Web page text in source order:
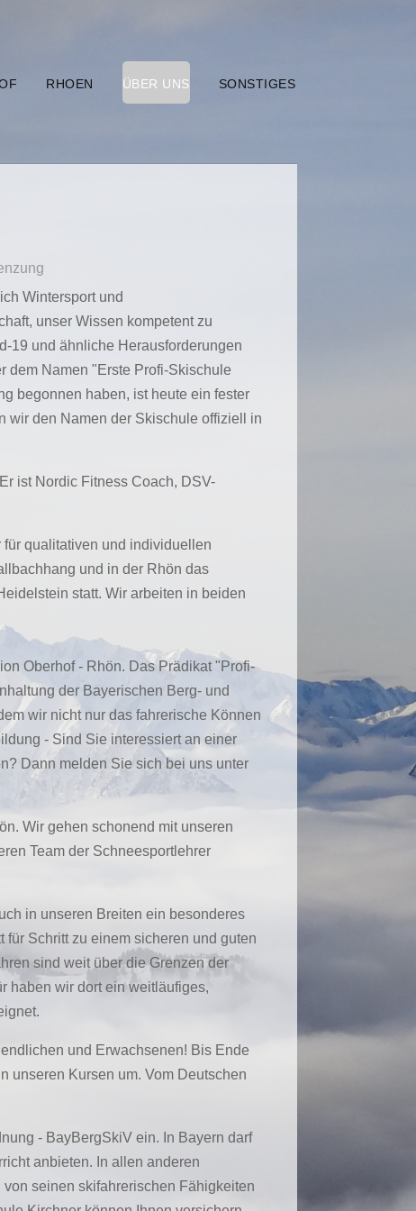
RHOEN ÜBER UNS SONSTIGES
Wintersport und
unser Wissen kompetent zu
19 und ähnliche Herausforderungen
dem Namen "Erste Profi-Skischule
begonnen haben, ist heute ein fester
wir den Namen der Skischule offiziell in
ist Nordic Fitness Coach, DSV-
qualitativen und individuellen
und in der Rhön das
statt. Wir arbeiten in beiden
Oberhof - Rhön. Das Prädikat "Profi-
der Bayerischen Berg- und
wir nicht nur das fahrerische Können
- Sind Sie interessiert an einer
Dann melden Sie sich bei uns unter
Wir gehen schonend mit unseren
Team der Schneesportlehrer
in unseren Breiten ein besonderes
Schritt zu einem sicheren und guten
sind weit über die Grenzen der
haben wir dort ein weitläufiges,
und Erwachsenen! Bis Ende
unseren Kursen um. Vom Deutschen
- BayBergSkiV ein. In Bayern darf
anbieten. In allen anderen
seinen skifahrerischen Fähigkeiten